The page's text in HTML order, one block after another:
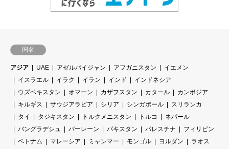
国名
アジア UAE アゼルバイジャン アフガニスタン
イエメン
イスラエル
イラク イラン インド
インドネシア
ウズベキスタン
オマーン カザフスタン カタール
カンボジア
キルギス
サウジアラビア シリア シンガポール
スリランカ
タイ
タジキスタン トルクメニスタン トルコ
ネパール
バングラデシュ
バーレーン パキスタン パレスチナ
フィリピン
ベトナム
マレーシア ミャンマー モンゴル ヨルダン
ラオス